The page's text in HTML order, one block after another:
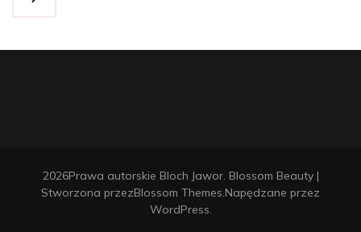
2026Prawa autorskie Bloch Jawor. Blossom Beauty |
Stworzona przezBlossom Themes.Napędzane przez
WordPress.